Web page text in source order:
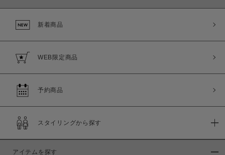
新着商品
WEB限定商品
予約商品
スタイリングから探す
アイテムを探す